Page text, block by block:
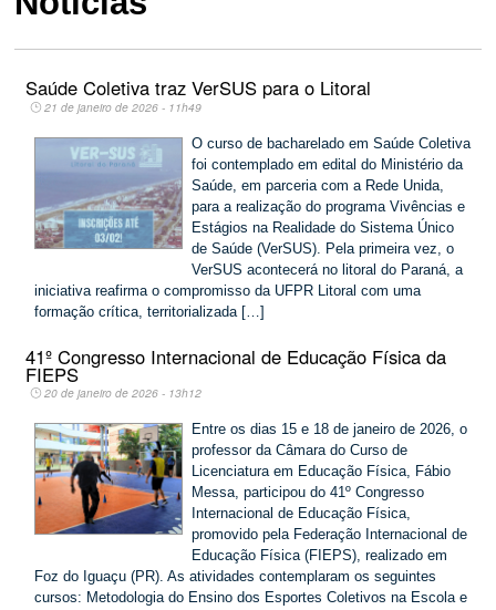
Saúde Coletiva traz VerSUS para o Litoral
21 de janeiro de 2026 - 11h49
O curso de bacharelado em Saúde Coletiva
foi contemplado em edital do Ministério da
Saúde, em parceria com a Rede Unida,
para a realização do programa Vivências e
Estágios na Realidade do Sistema Único
de Saúde (VerSUS). Pela primeira vez, o
VerSUS acontecerá no litoral do Paraná, a
iniciativa reafirma o compromisso da UFPR Litoral com uma
formação crítica, territorializada […]
41º Congresso Internacional de Educação Física da
FIEPS
20 de janeiro de 2026 - 13h12
Entre os dias 15 e 18 de janeiro de 2026, o
professor da Câmara do Curso de
Licenciatura em Educação Física, Fábio
Messa, participou do 41º Congresso
Internacional de Educação Física,
promovido pela Federação Internacional de
Educação Física (FIEPS), realizado em
Foz do Iguaçu (PR). As atividades contemplaram os seguintes
cursos: Metodologia do Ensino dos Esportes Coletivos na Escola e